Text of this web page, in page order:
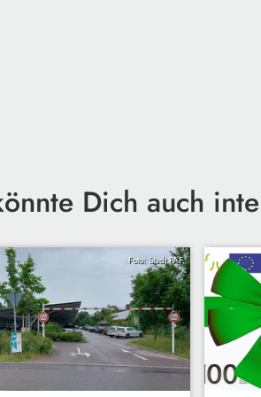
Dich auch
Foto: Stadt PAF